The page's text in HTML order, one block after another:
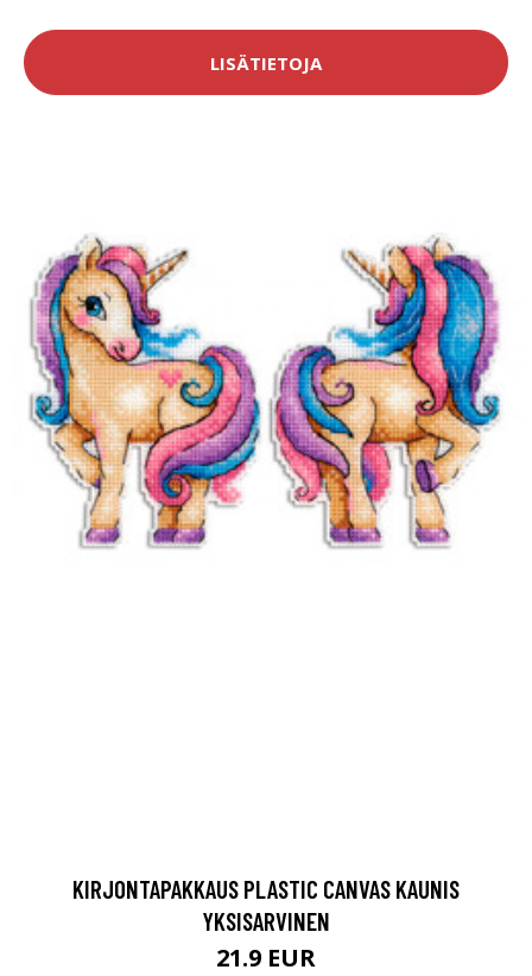
LISÄTIETOJA
KIRJONTAPAKKAUS PLASTIC CANVAS KAUNIS
YKSISARVINEN
21.9 EUR